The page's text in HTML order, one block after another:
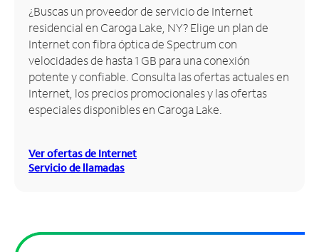
Inglés
Administrar
cuenta
Encuentra
una
tienda
¿Buscas un proveedor de servicio de Internet
residencial en Caroga Lake, NY? Elige un plan de
Internet con fibra óptica de Spectrum con
velocidades de hasta 1 GB para una conexión
potente y confiable. Consulta las ofertas actuales en
Internet, los precios promocionales y las ofertas
especiales disponibles en Caroga Lake.
Ver ofertas de Internet
Servicio de llamadas